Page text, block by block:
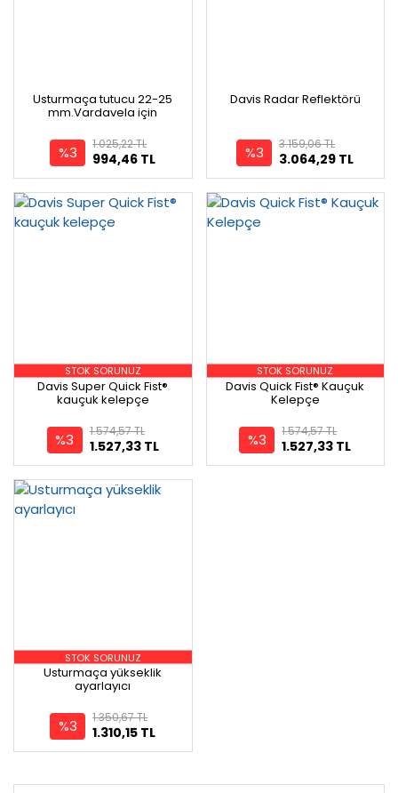
Usturmaça tutucu 22-25
mm.Vardavela için
%3 994,46 TL
1.025,22 TL
Davis Radar Reflektörü
%3 3.064,29 TL
3.159,06 TL
STOK SORUNUZ
Davis Super Quick Fist®
kauçuk kelepçe
%3 1.527,33 TL
1.574,57 TL
STOK SORUNUZ
Davis Quick Fist® Kauçuk
Kelepçe
%3 1.527,33 TL
1.574,57 TL
STOK SORUNUZ
Usturmaça yükseklik
ayarlayıcı
%3 1.310,15 TL
1.350,67 TL